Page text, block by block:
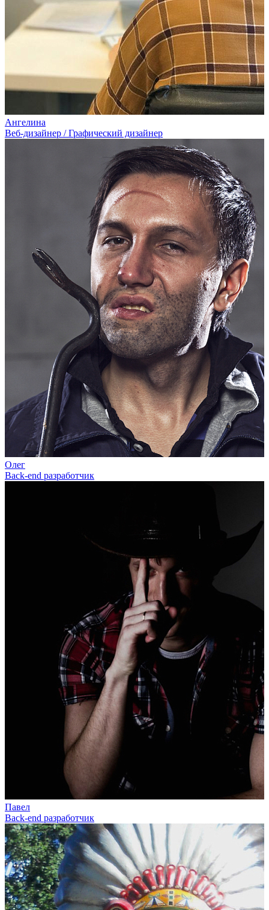
Ангелина
Веб-дизайнер / Графический дизайнер
Олег
Back-end разработчик
Павел
Back-end разработчик